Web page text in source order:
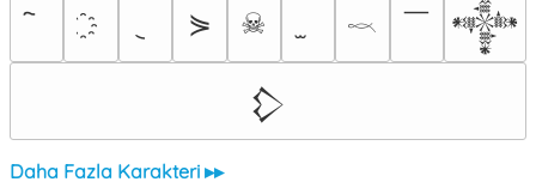
⋟ ☠ 𓎖 ￣ 𒀱
𒁷
Daha Fazla Karakteri ▸▸